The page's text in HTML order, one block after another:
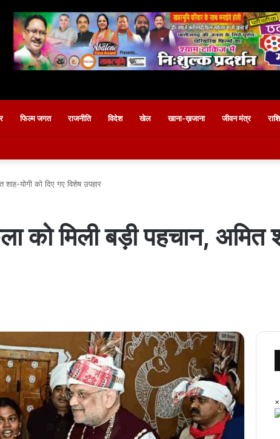
फिल्म जगत राजनीति विदेश खेल खाना-ख़जाना जीवन मंत्र
योगी को दिए गए विशेष उपहार
को मिली बड़ी पहचान, अमित
×